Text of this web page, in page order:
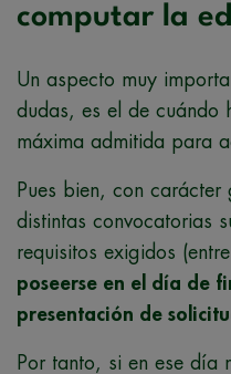
computar la
Un aspecto muy
dudas, es el de cuándo
máxima admitida para
Pues bien, con
distintas convocatorias
requisitos exigidos
poseerse en el día de
presentación de
Por tanto, si en ese día